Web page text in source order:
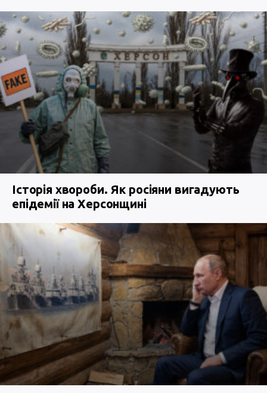
Історія хвороби. Як росіяни вигадують
епідемії на Херсонщині